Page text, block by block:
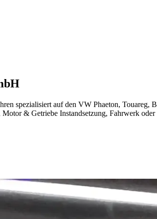
spezialisiert auf den VW Phaeton,
& Getriebe Instandsetzung, Fahrwerk